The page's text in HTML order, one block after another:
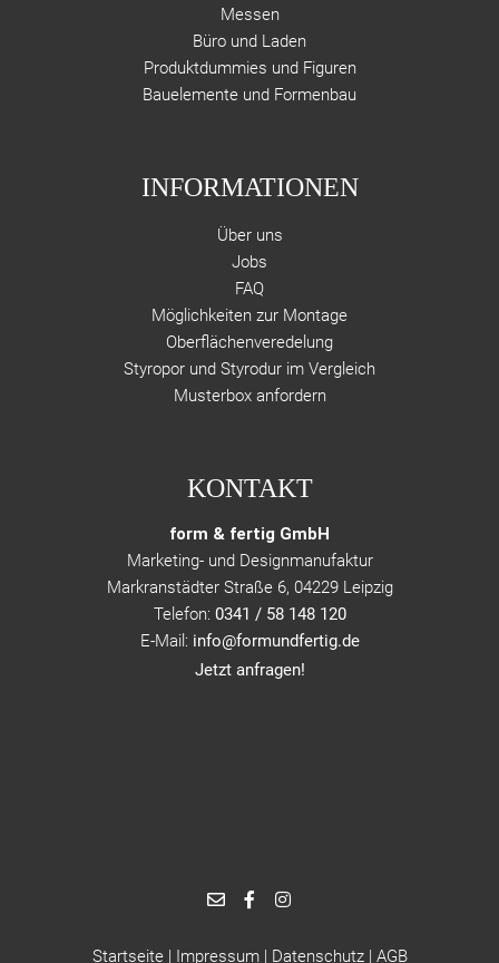
Messen
Büro und Laden
Produktdummies und Figuren
Bauelemente und Formenbau
INFORMATIONEN
Über uns
Jobs
FAQ
Möglichkeiten zur Montage
Oberflächenveredelung
Styropor und Styrodur im Vergleich
Musterbox anfordern
KONTAKT
form & fertig GmbH
Marketing- und Designmanufaktur
Markranstädter Straße 6, 04229 Leipzig
Telefon: 0341 / 58 148 120
E-Mail: info@formundfertig.de
Jetzt anfragen!
Startseite| Impressum| Datenschutz| AGB